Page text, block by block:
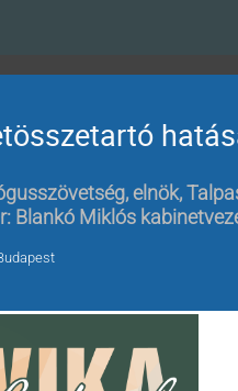
elnök,
Blankó Miklós